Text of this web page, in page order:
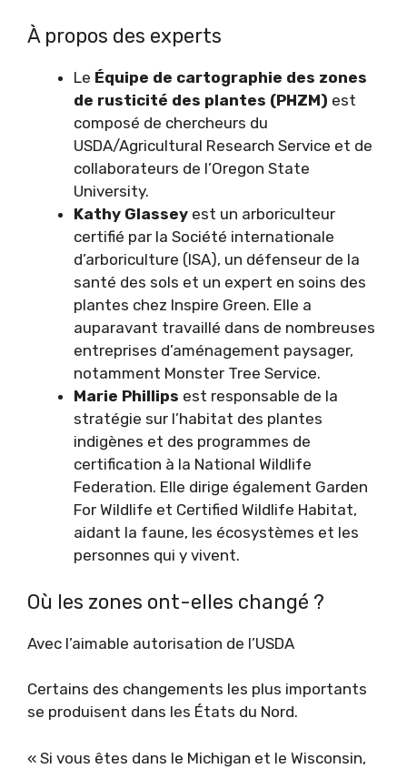
À propos des experts
Le Équipe de cartographie des zones
de rusticité des plantes (PHZM) est
composé de chercheurs du
USDA/Agricultural Research Service et de
collaborateurs de l’Oregon State
University.
Kathy Glassey est un arboriculteur
certifié par la Société internationale
d’arboriculture (ISA), un défenseur de la
santé des sols et un expert en soins des
plantes chez Inspire Green. Elle a
auparavant travaillé dans de nombreuses
entreprises d’aménagement paysager,
notamment Monster Tree Service.
Marie Phillips est responsable de la
stratégie sur l’habitat des plantes
indigènes et des programmes de
certification à la National Wildlife
Federation. Elle dirige également Garden
For Wildlife et Certified Wildlife Habitat,
aidant la faune, les écosystèmes et les
personnes qui y vivent.
Où les zones ont-elles changé ?
Avec l’aimable autorisation de l’USDA
Certains des changements les plus importants
se produisent dans les États du Nord.
« Si vous êtes dans le Michigan et le Wisconsin,